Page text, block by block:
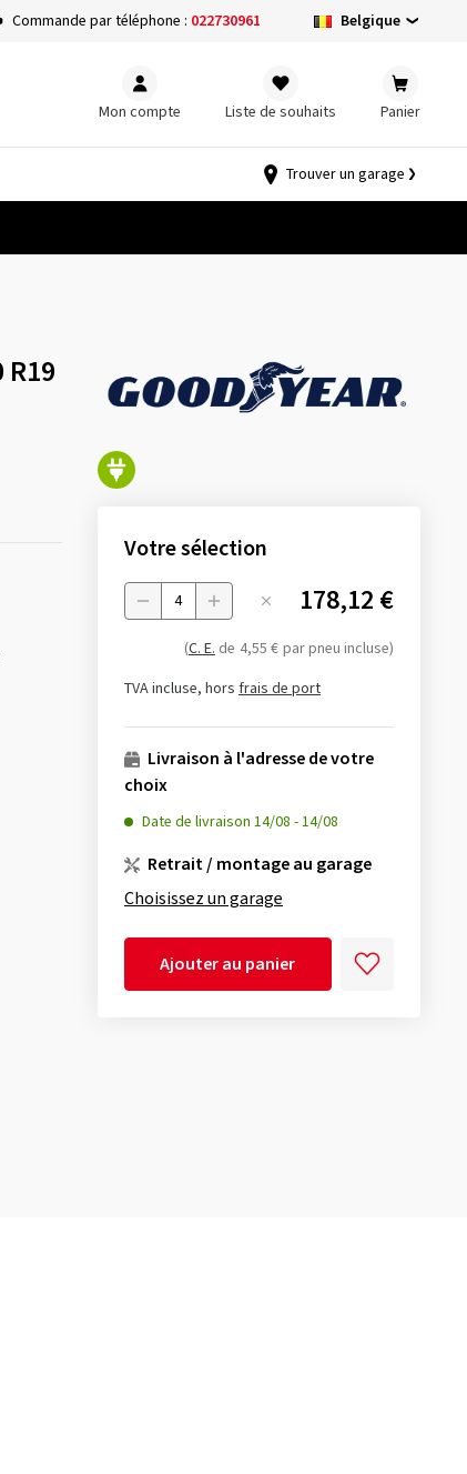
Commande par téléphone : 022730961 Belgique
Mon compte Liste de souhaits Panier
Trouver un garage
Votre sélection
Menge 178,12 €
(C. E. de 4,55 € par pneu incluse)
TVA incluse, hors frais de port
Livraison à l'adresse de votre
choix
Date de livraison 14/08 -14/08
Retrait / montage au garage
Choisissez un garage
Ajouter au panier